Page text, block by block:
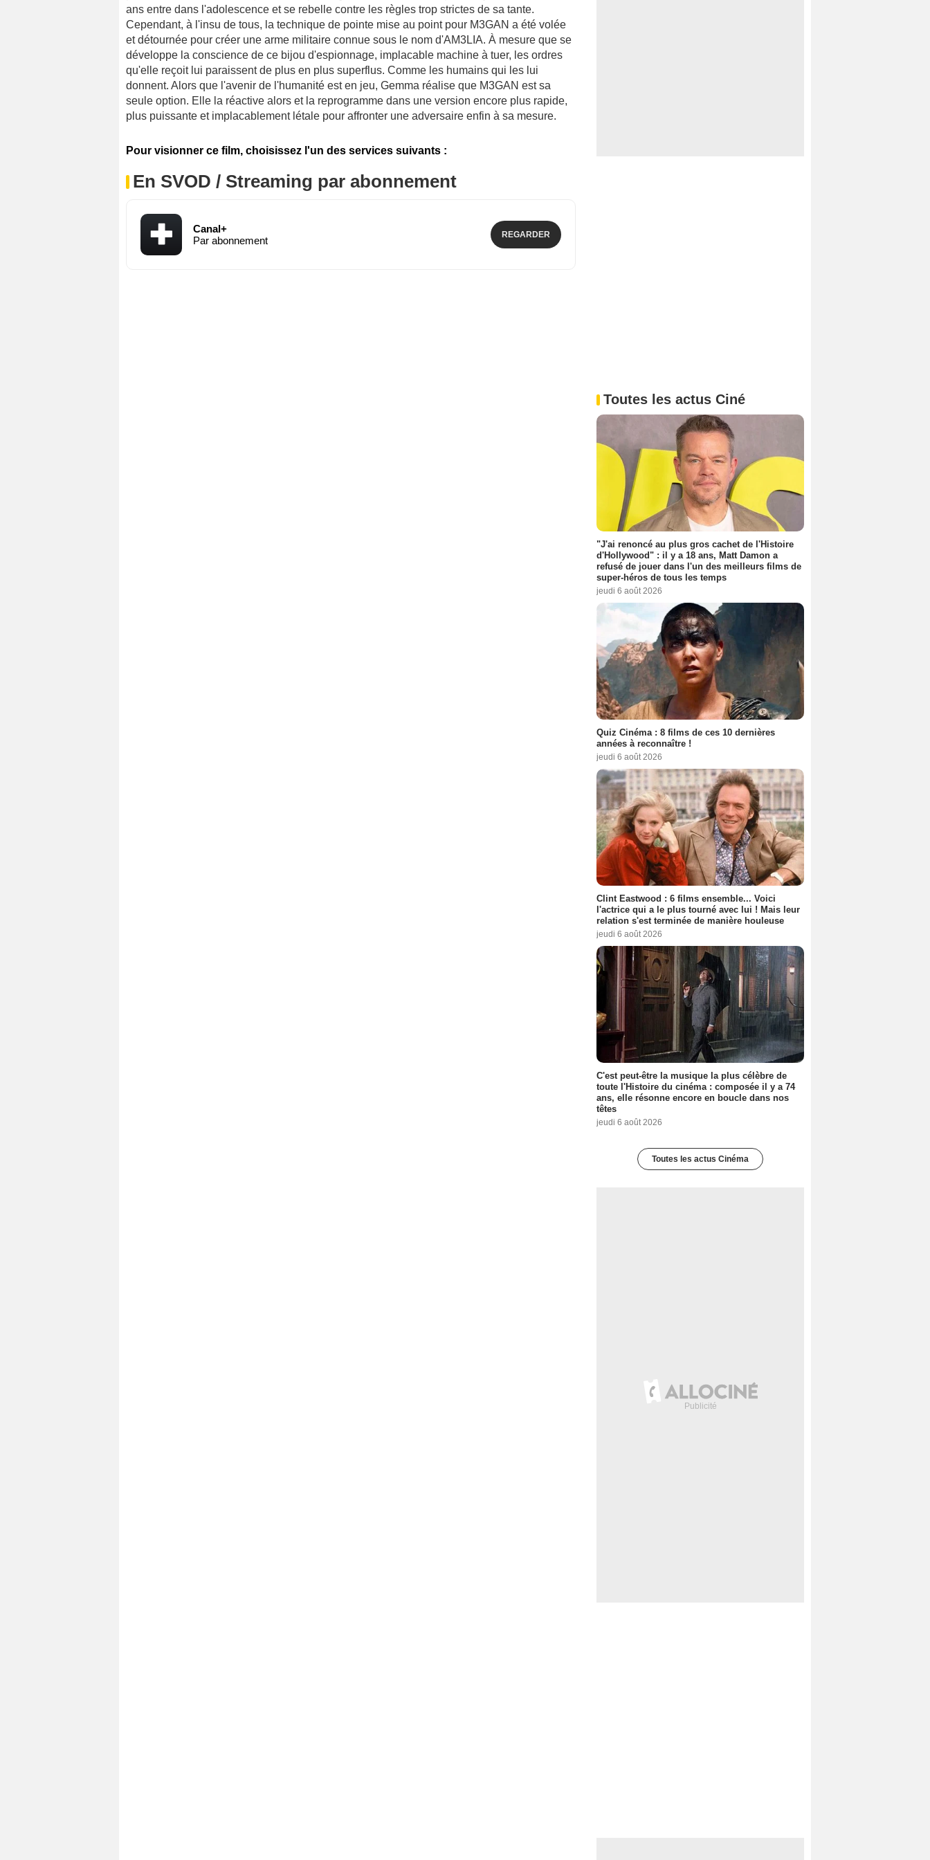
ans entre dans l'adolescence et se rebelle contre les règles trop strictes de sa tante.
Cependant, à l'insu de tous, la technique de pointe mise au point pour M3GAN a été volée
et détournée pour créer une arme militaire connue sous le nom d'AM3LIA. À mesure que se
développe la conscience de ce bijou d'espionnage, implacable machine à tuer, les ordres
qu'elle reçoit lui paraissent de plus en plus superflus. Comme les humains qui les lui
donnent. Alors que l'avenir de l'humanité est en jeu, Gemma réalise que M3GAN est sa
seule option. Elle la réactive alors et la reprogramme dans une version encore plus rapide,
plus puissante et implacablement létale pour affronter une adversaire enfin à sa mesure.
Pour visionner ce film, choisissez l'un des services suivants :
En SVOD / Streaming par abonnement
Canal+
Par abonnement
REGARDER
Toutes les actus Ciné
"J'ai renoncé au plus gros cachet de l'Histoire
d'Hollywood" : il y a 18 ans, Matt Damon a
refusé de jouer dans l'un des meilleurs films de
super-héros de tous les temps
jeudi 6 août 2026
Quiz Cinéma : 8 films de ces 10 dernières
années à reconnaître !
jeudi 6 août 2026
Clint Eastwood : 6 films ensemble... Voici
l'actrice qui a le plus tourné avec lui ! Mais leur
relation s'est terminée de manière houleuse
jeudi 6 août 2026
C'est peut-être la musique la plus célèbre de
toute l'Histoire du cinéma : composée il y a 74
ans, elle résonne encore en boucle dans nos
têtes
jeudi 6 août 2026
Toutes les actus Cinéma